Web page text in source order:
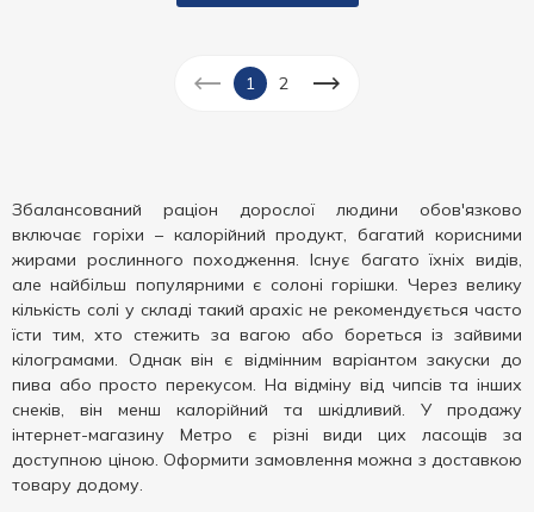
1 2
Збалансований раціон дорослої людини обов'язково
включає горіхи – калорійний продукт, багатий корисними
жирами рослинного походження. Існує багато їхніх видів,
але найбільш популярними є солоні горішки. Через велику
кількість солі у складі такий арахіс не рекомендується часто
їсти тим, хто стежить за вагою або бореться із зайвими
кілограмами. Однак він є відмінним варіантом закуски до
пива або просто перекусом. На відміну від чипсів та інших
снеків, він менш калорійний та шкідливий. У продажу
інтернет-магазину Метро є різні види цих ласощів за
доступною ціною. Оформити замовлення можна з доставкою
товару додому.